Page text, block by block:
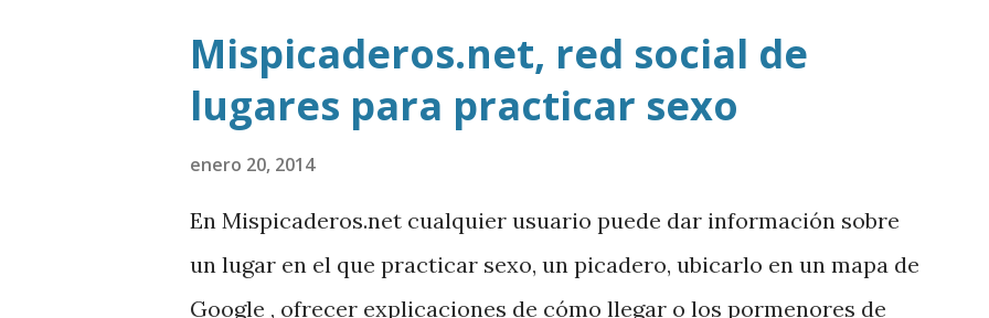
Mispicaderos.net, red social de
lugares para practicar sexo
enero 20, 2014
En Mispicaderos.net cualquier usuario puede dar información sobre
un lugar en el que practicar sexo, un picadero, ubicarlo en un mapa de
Google , ofrecer explicaciones de cómo llegar o los pormenores de